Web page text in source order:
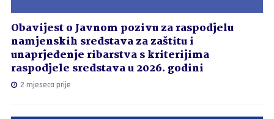
Obavijest o Javnom pozivu za raspodjelu
namjenskih sredstava za zaštitu i
unaprjeđenje ribarstva s kriterijima
raspodjele sredstava u 2026. godini
2 mjeseca prije